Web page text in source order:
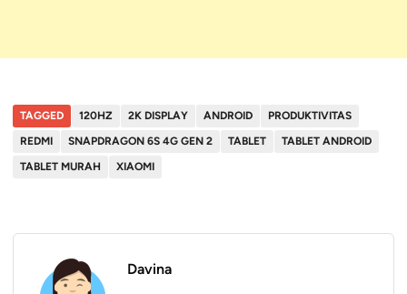
TAGGED 120HZ 2K DISPLAY ANDROID
PRODUKTIVITAS
REDMI
SNAPDRAGON 6S 4G GEN 2 TABLET
TABLET ANDROID
TABLET MURAH
XIAOMI
Davina